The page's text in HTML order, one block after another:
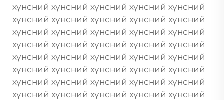
хүнсний хүнсний хүнсний хүнсний хүнсний
хүнсний хүнсний хүнсний хүнсний хүнсний
хүнсний хүнсний хүнсний хүнсний хүнсний
хүнсний хүнсний хүнсний хүнсний хүнсний
хүнсний хүнсний хүнсний хүнсний хүнсний
хүнсний хүнсний хүнсний хүнсний хүнсний
хүнсний хүнсний хүнсний хүнсний хүнсний
хүнсний хүнсний хүнсний хүнсний хүнсний